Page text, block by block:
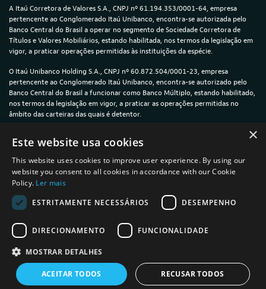
A Itaú Corretora de Valores S.A., CNPJ nº 61.194.353/0001-64, empresa
pertencente ao Conglomerado Itaú Unibanco, encontra-se autorizada pelo
Banco Central do Brasil a operar no segmento de Sociedade Corretora de
Títulos e Valores Mobiliários, estando habilitada, nos termos da legislação em
vigor, a praticar operações permitidas às instituições da espécie.
O Itaú Unibanco Holding S.A., CNPJ nº 60.872.504/0001-23, empresa
pertencente ao Conglomerado Itaú Unibanco, encontra-se autorizado pelo
Banco Central do Brasil a funcionar como Banco Múltiplo, estando habilitado,
nos termos da legislação em vigor, a praticar as operações permitidas no
âmbito das carteiras das quais é detentor.
Política de Privacidade e Cookies
Termos de uso
Informações sobre a plataforma íon
powered byMZ
×
Este website usa cookies
This website uses cookies to improve user experience. By using our
website you consent to all cookies in accordance with our Cookie
Policy. Ler mais
ESTRITAMENTE NECESSÁRIOS
DESEMPENHO
DIRECIONAMENTO FUNCIONALIDADE
MOSTRAR DETALHES
ACEITAR TODOS RECUSAR TODOS